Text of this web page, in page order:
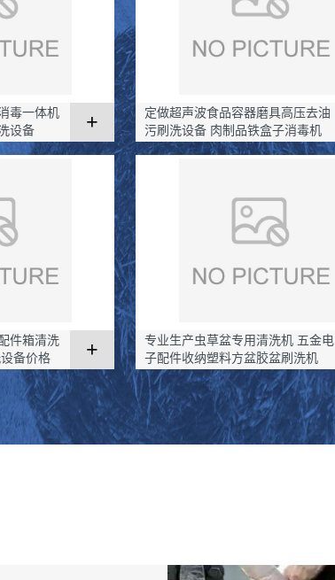
毒一体机
设备
+
定做超声波食品容器磨具高压去油
污刷洗设备 肉制品铁盒子消毒机
件箱清洗
备价格
+
专业生产虫草盆专用清洗机 五金电
子配件收纳塑料方盆胶盆刷洗机